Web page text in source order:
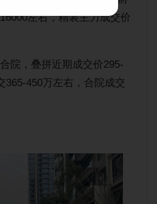
左右，精装主力成交价
院，叠拼近期成交价295-
365-450万左右，合院成交